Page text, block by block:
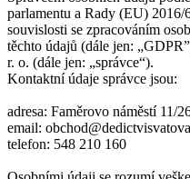
parlamentu a Rady (EU)
souvislosti se zpracováním
těchto údajů (dále jen:
r. o. (dále jen: „správce“).
Kontaktní údaje správce jsou:
adresa: Faměrovo náměstí
email:
telefon: 548 210 160